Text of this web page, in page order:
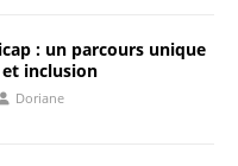
: un parcours unique
inclusion
Doriane